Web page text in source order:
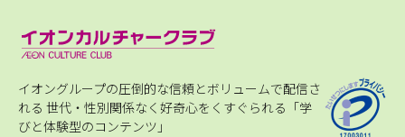
イオングループの圧倒的な信頼とボリュームで配信さ
れる 世代・性別関係なく好奇心をくすぐられる「学
びと体験型のコンテンツ」